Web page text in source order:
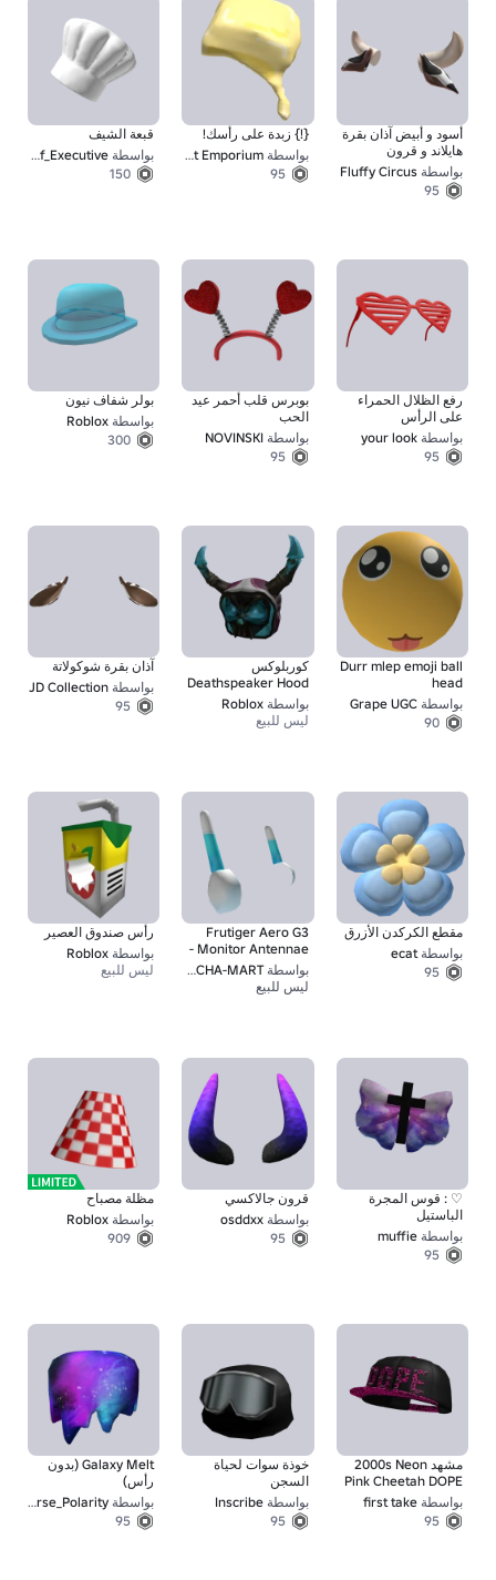
قبعة الشيف
بواسطة Chef_Executive
150
{!} زبدة على رأسك!
بواسطة The Breakfast Emporium
95
أسود و أبيض آذان بقرة
هايلاند و قرون
بواسطة Fluffy Circus
95
بولر شفاف نيون
بواسطة Roblox
300
بوبرس قلب أحمر عيد
الحب
بواسطة NOVINSKI
95
رفع الظلال الحمراء
على الرأس
بواسطة your look
95
آذان بقرة شوكولاتة
بواسطة JD Collection
95
كوربلوكس
Deathspeaker Hood
بواسطة Roblox
ليس للبيع
Durr mlep emoji ball
head
بواسطة Grape UGC
90
رأس صندوق العصير
بواسطة Roblox
ليس للبيع
Frutiger Aero G3
Monitor Antennae -
سكاي بلو
بواسطة MECHA-MART
ليس للبيع
مقطع الكركدن الأزرق
بواسطة ecat
95
مظلة مصباح
بواسطة Roblox
909
قرون جالاكسي
بواسطة osddxx
95
♡ : قوس المجرة
الباستيل
بواسطة muffie
95
Galaxy Melt (بدون
رأس)
بواسطة Reverse_Polarity
95
خوذة سوات لحياة
السجن
بواسطة Inscribe
95
مشهد 2000s Neon
Pink Cheetah DOPE
Cap
بواسطة first take
95